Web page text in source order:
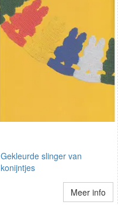
Gekleurde slinger van
konijntjes
Meer info